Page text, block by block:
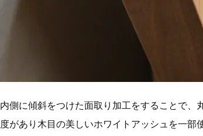
内側に傾斜をつけた面取り加工をすることで
度があり木目の美しいホワイトアッシュを一